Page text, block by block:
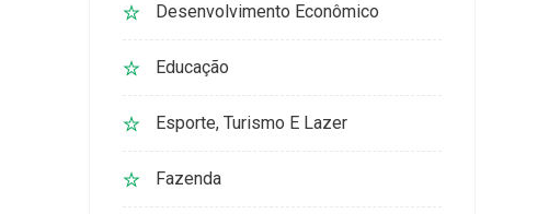
Desenvolvimento Econômico
Educação
Esporte, Turismo E Lazer
Fazenda